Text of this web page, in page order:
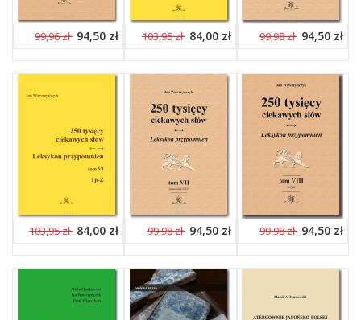
99,96 zł 94,50 zł 103,95 zł 84,00 zł 99,98 zł 94,50 zł
103,95 zł 84,00 zł 99,98 zł 94,50 zł 99,98 zł 94,50 zł